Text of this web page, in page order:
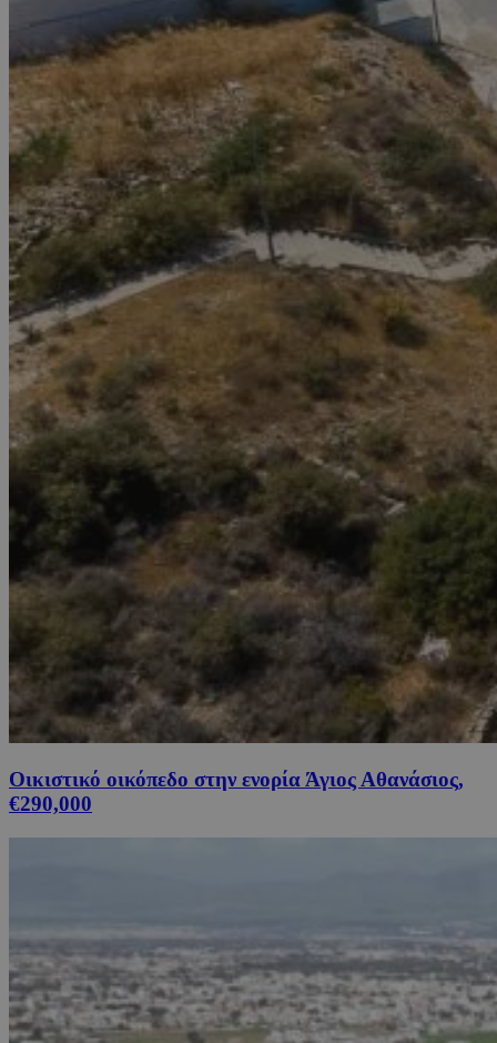
Οικιστικό οικόπεδο στην ενορία Άγιος Αθανάσιος,
€290,000